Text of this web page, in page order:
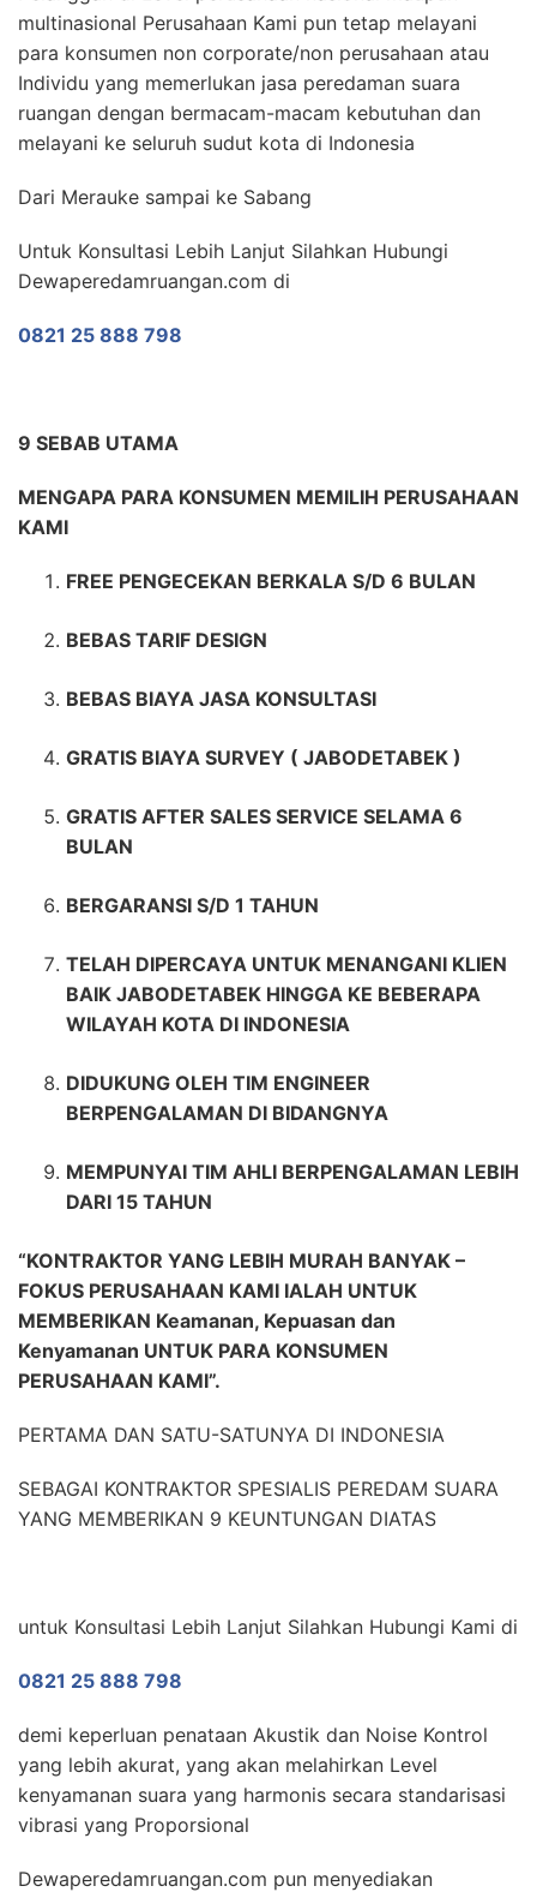
multinasional Perusahaan Kami pun tetap melayani
para konsumen non corporate/non perusahaan atau
Individu yang memerlukan jasa peredaman suara
ruangan dengan bermacam-macam kebutuhan dan
melayani ke seluruh sudut kota di Indonesia
Dari Merauke sampai ke Sabang
Untuk Konsultasi Lebih Lanjut Silahkan Hubungi
Dewaperedamruangan.com di
0821 25 888 798
9 SEBAB UTAMA
MENGAPA PARA KONSUMEN MEMILIH PERUSAHAAN
KAMI
FREE PENGECEKAN BERKALA S/D 6 BULAN
BEBAS TARIF DESIGN
BEBAS BIAYA JASA KONSULTASI
GRATIS BIAYA SURVEY ( JABODETABEK )
GRATIS AFTER SALES SERVICE SELAMA 6
BULAN
BERGARANSI S/D 1 TAHUN
TELAH DIPERCAYA UNTUK MENANGANI KLIEN
BAIK JABODETABEK HINGGA KE BEBERAPA
WILAYAH KOTA DI INDONESIA
DIDUKUNG OLEH TIM ENGINEER
BERPENGALAMAN DI BIDANGNYA
MEMPUNYAI TIM AHLI BERPENGALAMAN LEBIH
DARI 15 TAHUN
“KONTRAKTOR YANG LEBIH MURAH BANYAK –
FOKUS PERUSAHAAN KAMI IALAH UNTUK
MEMBERIKAN Keamanan, Kepuasan dan
Kenyamanan UNTUK PARA KONSUMEN
PERUSAHAAN KAMI”.
PERTAMA DAN SATU-SATUNYA DI INDONESIA
SEBAGAI KONTRAKTOR SPESIALIS PEREDAM SUARA
YANG MEMBERIKAN 9 KEUNTUNGAN DIATAS
untuk Konsultasi Lebih Lanjut Silahkan Hubungi Kami di
0821 25 888 798
demi keperluan penataan Akustik dan Noise Kontrol
yang lebih akurat, yang akan melahirkan Level
kenyamanan suara yang harmonis secara standarisasi
vibrasi yang Proporsional
Dewaperedamruangan.com pun menyediakan